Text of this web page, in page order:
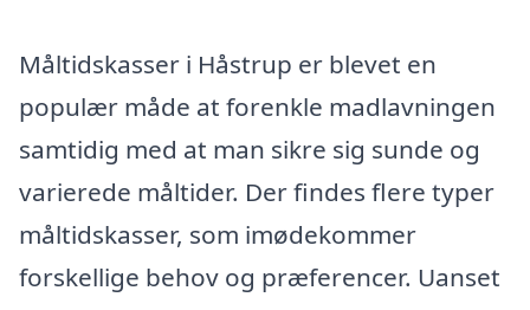
Måltidskasser i Håstrup er blevet en
populær måde at forenkle madlavningen
samtidig med at man sikre sig sunde og
varierede måltider. Der findes flere typer
måltidskasser, som imødekommer
forskellige behov og præferencer. Uanset